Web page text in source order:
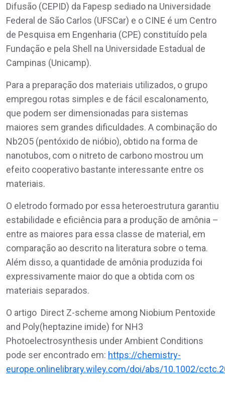
Difusão (CEPID) da Fapesp sediado na Universidade
Federal de São Carlos (UFSCar) e o CINE é um Centro
de Pesquisa em Engenharia (CPE) constituído pela
Fundação e pela Shell na Universidade Estadual de
Campinas (Unicamp).
Para a preparação dos materiais utilizados, o grupo
empregou rotas simples e de fácil escalonamento,
que podem ser dimensionadas para sistemas
maiores sem grandes dificuldades. A combinação do
Nb2O5 (pentóxido de nióbio), obtido na forma de
nanotubos, com o nitreto de carbono mostrou um
efeito cooperativo bastante interessante entre os
materiais.
O eletrodo formado por essa heteroestrutura garantiu
estabilidade e eficiência para a produção de amônia –
entre as maiores para essa classe de material, em
comparação ao descrito na literatura sobre o tema.
Além disso, a quantidade de amônia produzida foi
expressivamente maior do que a obtida com os
materiais separados.
O artigo Direct Z-scheme among Niobium Pentoxide
and Poly(heptazine imide) for NH3
Photoelectrosynthesis under Ambient Conditions
pode ser encontrado em: https://chemistry-
europe.onlinelibrary.wiley.com/doi/abs/10.1002/